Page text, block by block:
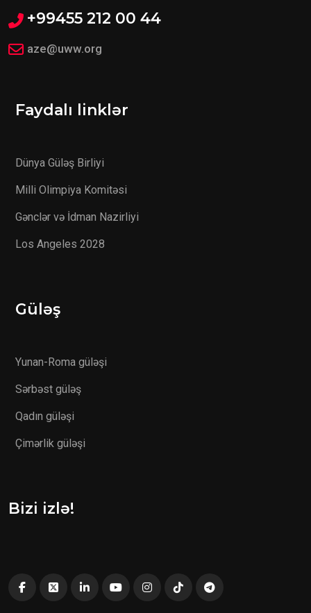
+99455 212 00 44
aze@uww.org
Faydalı linklər
Dünya Güləş Birliyi
Milli Olimpiya Komitəsi
Gənclər və İdman Nazirliyi
Los Angeles 2028
Güləş
Yunan-Roma güləşi
Sərbəst güləş
Qadın güləşi
Çimərlik güləşi
Bizi izlə!